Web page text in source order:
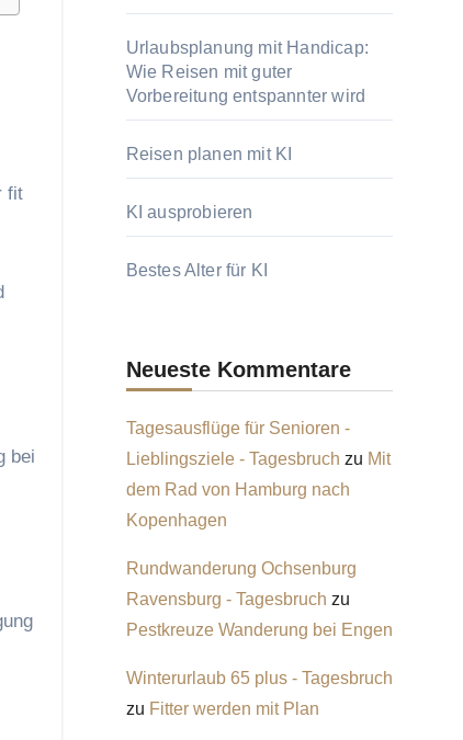
bei
Urlaubsplanung mit Handicap:
Wie Reisen mit guter
Vorbereitung entspannter wird
Reisen planen mit KI
KI ausprobieren
Bestes Alter für KI
Neueste Kommentare
Tagesausflüge für Senioren -
Lieblingsziele - Tagesbruch zu Mit
dem Rad von Hamburg nach
Kopenhagen
Rundwanderung Ochsenburg
Ravensburg - Tagesbruch zu
Pestkreuze Wanderung bei Engen
Winterurlaub 65 plus - Tagesbruch
zu Fitter werden mit Plan